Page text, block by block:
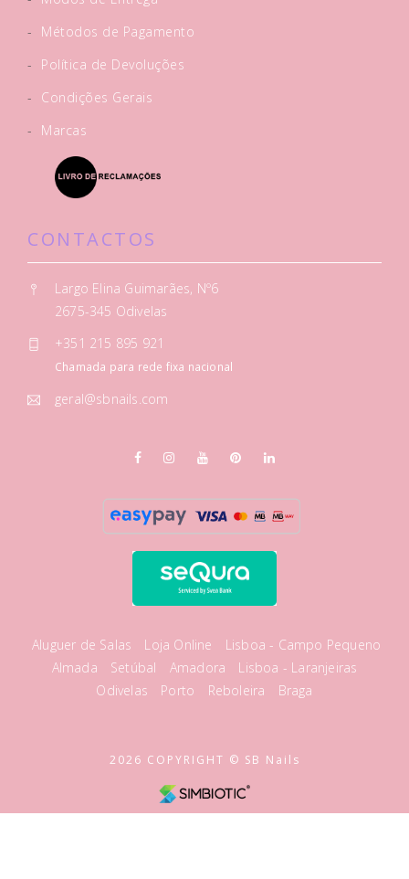
-
Métodos de Pagamento
-
Política de Devoluções
-
Condições Gerais
-
Marcas
CONTACTOS
Largo Elina Guimarães, Nº6
2675-345 Odivelas
+351 215 895 921
Chamada para rede fixa nacional
geral@sbnails.com
Aluguer de Salas Loja Online
Lisboa - Campo Pequeno
Almada
Setúbal Amadora
Lisboa - Laranjeiras
Odivelas
Porto Reboleira Braga
2026 COPYRIGHT © SB Nails